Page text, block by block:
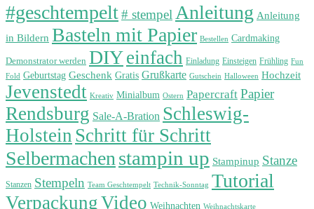
#geschtempelt# stempel Anleitung Anleitung
in Bildern Basteln mit Papier Bestellen Cardmaking
Demonstrator werden DIYeinfach Einladung Einsteigen Frühling Fun
Fold Geburtstag Geschenk Gratis Grußkarte Gutschein Halloween Hochzeit
Jevenstedt Kreativ Minialbum Ostern Papercraft Papier
Rendsburg Sale-A-Bration Schleswig-
Holstein Schritt für Schritt
Selbermachen stampin up Stampinup Stanze
Stanzen Stempeln Team Geschtempelt Technik-Sonntag Tutorial
VerpackungVideo Weihnachten Weihnachtskarte